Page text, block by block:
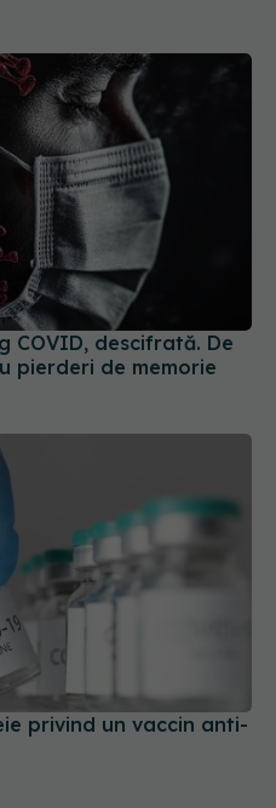
COVID, descifrată. De
pierderi de memorie
privind un vaccin anti-